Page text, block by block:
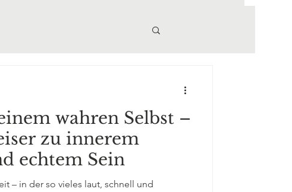
wahren Selbst –
zu innerem
echtem Sein
– in der so vieles laut, schnell und